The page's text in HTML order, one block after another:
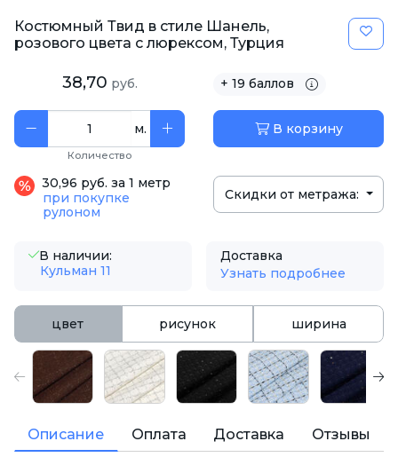
Костюмный Твид в стиле Шанель,
розового цвета с люрексом, Турция
38,70 руб. + 19 баллов
м.
Количество
В корзину
30,96 руб. за 1 метр
при покупке
рулоном
Скидки от метража:
В наличии:
Кульман 11
Доставка
Узнать подробнее
цвет рисунок ширина
Описание Оплата Доставка Отзывы